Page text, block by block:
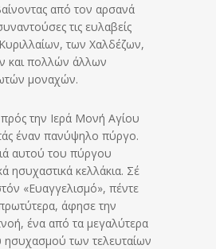
από τον αρσανά
τις ευλαβείς
των Χαλδέζων,
και πολλών άλλων
μοναχών.
την Ιερά Μονή Αγίου
έναν πανύψηλο πύργο.
αυτού του πύργου
ησυχαστικά κελλάκια. Σέ
«Ευαγγελισμό», πέντε
άφησε την
ένα από τα μεγαλύτερα
ησυχασμού των τελευταίων